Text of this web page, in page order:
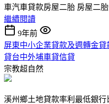
車汽車貸款房屋二胎 房屋二
繼續閱讀
9年前
屏東中小企業貸款及週轉金
貸台中外埔車貸信貸
宗教超自然
溪州鄉土地貸款率利最低銀